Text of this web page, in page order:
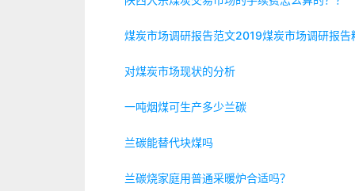
煤炭市场调研报告范文2019煤炭市场调研报告
对煤炭市场现状的分析
一吨烟煤可生产多少兰碳
兰碳能替代块煤吗
兰碳烧家庭用普通采暖炉合适吗？